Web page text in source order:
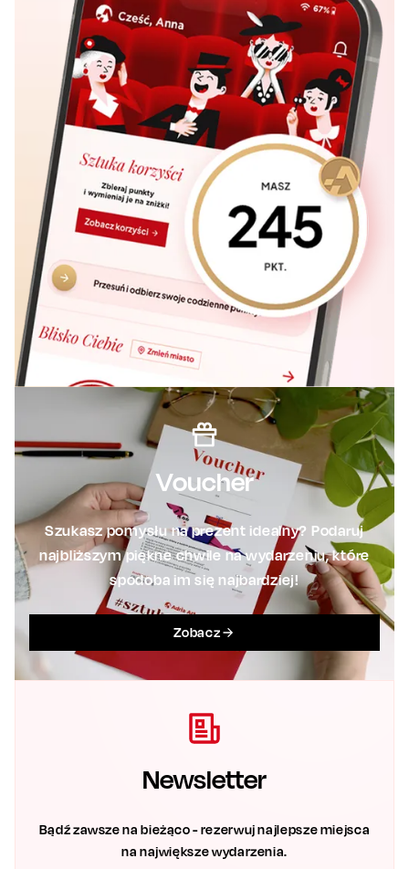
Voucher
Szukasz pomysłu na prezent idealny? Podaruj
najbliższym piękne chwile na wydarzeniu, które
spodoba im się najbardziej!
Zobacz
Newsletter
Bądź zawsze na bieżąco - rezerwuj najlepsze miejsca
na największe wydarzenia.